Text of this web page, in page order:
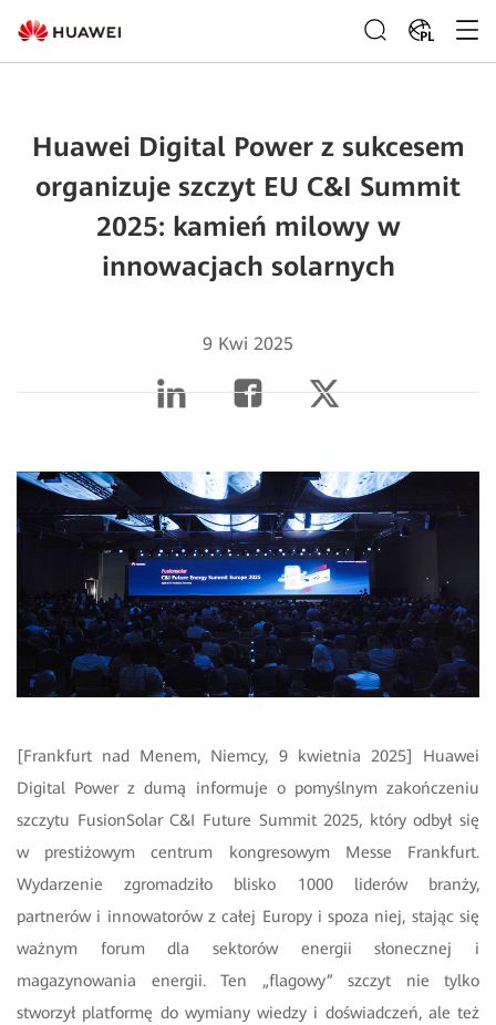
PL
Huawei Digital Power z sukcesem
organizuje szczyt EU C&I Summit
2025: kamień milowy w
innowacjach solarnych
9 Kwi 2025
[Frankfurt nad Menem, Niemcy, 9 kwietnia 2025] Huawei
Digital Power z dumą informuje o pomyślnym zakończeniu
szczytu FusionSolar C&I Future Summit 2025, który odbył się
w prestiżowym centrum kongresowym Messe Frankfurt.
Wydarzenie zgromadziło blisko 1000 liderów branży,
partnerów i innowatorów z całej Europy i spoza niej, stając się
ważnym forum dla sektorów energii słonecznej i
magazynowania energii. Ten „flagowy” szczyt nie tylko
stworzył platformę do wymiany wiedzy i doświadczeń, ale też